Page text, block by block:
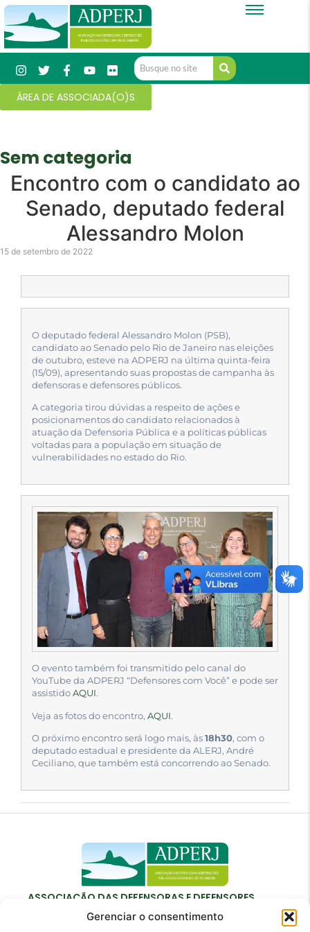
Gerenciar o consentimento
ÁREA DE ASSOCIADA(O)S
Sem categoria
Encontro com o candidato ao
Senado, deputado federal
Alessandro Molon
15 de setembro de 2022
O deputado federal Alessandro Molon (PSB),
candidato ao Senado pelo Rio de Janeiro nas eleições
de outubro, esteve na ADPERJ na última quinta-feira
(15/09), apresentando suas propostas de campanha às
defensoras e defensores públicos.
A categoria tirou dúvidas a respeito de ações e
posicionamentos do candidato relacionados à
atuação da Defensoria Pública e a políticas públicas
voltadas para a população em situação de
vulnerabilidades no estado do Rio.
O evento também foi transmitido pelo canal do
YouTube da ADPERJ “Defensores com Você” e pode ser
assistido AQUI.
Veja as fotos do encontro, AQUI.
O próximo encontro será logo mais, às 18h30, com o
deputado estadual e presidente da ALERJ, André
Ceciliano, que também está concorrendo ao Senado.
ASSOCIAÇÃO DAS DEFENSORAS E DEFENSORES
PÚBLICOS DO ESTADO DO RIO DE JANEIRO